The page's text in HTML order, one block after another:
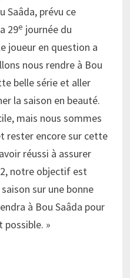
Saâda, prévu ce
29e journée du
joueur en question a
nous rendre à Bou
belle série et aller
la saison en beauté.
mais nous sommes
rester encore sur cette
réussi à assurer
notre objectif est
sur une bonne
à Bou Saâda pour
possible. »